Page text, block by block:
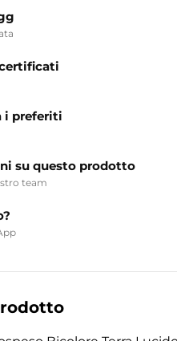
i preferiti
su questo prodotto
team